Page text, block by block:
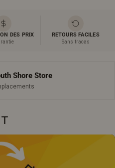
DES PRIX
RETOURS FACILES
Sans tracas
Shore Store